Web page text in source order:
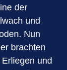
der
und
Nun
brachten
und